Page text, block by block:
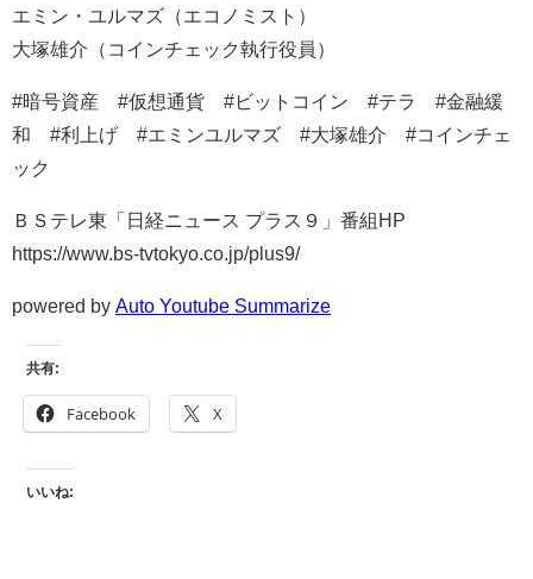
エミン・ユルマズ（エコノミスト）
大塚雄介（コインチェック執行役員）
#暗号資産 #仮想通貨 #ビットコイン #テラ #金融緩
和 #利上げ #エミンユルマズ #大塚雄介 #コインチェ
ック
ＢＳテレ東「日経ニュース プラス９」番組HP
https://www.bs-tvtokyo.co.jp/plus9/
powered by Auto Youtube Summarize
共有:
Facebook X
いいね: